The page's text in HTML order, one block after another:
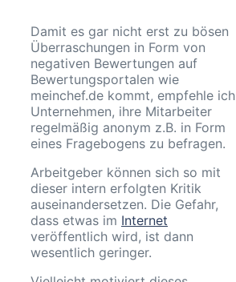
Damit es gar nicht erst zu bösen
Überraschungen in Form von
negativen Bewertungen auf
Bewertungsportalen wie
meinchef.de kommt, empfehle ich
Unternehmen, ihre Mitarbeiter
regelmäßig anonym z.B. in Form
eines Fragebogens zu befragen.
Arbeitgeber können sich so mit
dieser intern erfolgten Kritik
auseinandersetzen. Die Gefahr,
dass etwas im Internet
veröffentlich wird, ist dann
wesentlich geringer.